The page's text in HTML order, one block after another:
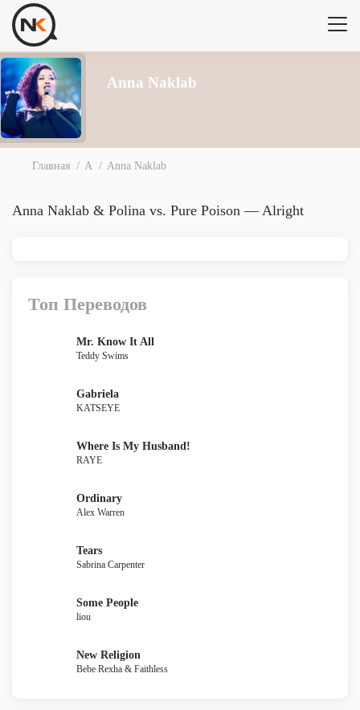
Anna Naklab
Главная A Anna Naklab
Anna Naklab & Polina vs. Pure Poison — Alright
Топ Переводов
Mr. Know It All
Teddy Swims
Gabriela
KATSEYE
Where Is My Husband!
RAYE
Ordinary
Alex Warren
Tears
Sabrina Carpenter
Some People
liou
New Religion
Bebe Rexha & Faithless